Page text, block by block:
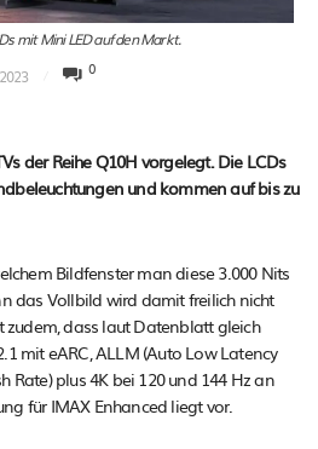
mit Mini LED auf den Markt.
0
der Reihe Q10H vorgelegt. Die LCDs
und kommen auf bis zu
Bildfenster man diese 3.000 Nits
das Vollbild wird damit freilich nicht
dass laut Datenblatt gleich
mit eARC, ALLM (Auto Low Latency
Rate) plus 4K bei 120 und 144 Hz an
für IMAX Enhanced liegt vor.